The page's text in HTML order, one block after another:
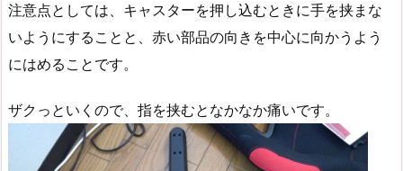
注意点としては、キャスターを押し込むときに手を挟まな
いようにすることと、赤い部品の向きを中心に向かうよう
にはめることです。
ザクっといくので、指を挟むとなかなか痛いです。